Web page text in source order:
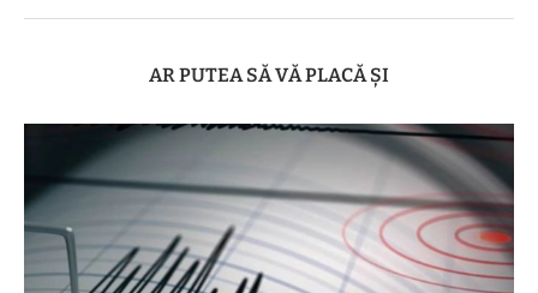
AR PUTEA SĂ VĂ PLACĂ ȘI